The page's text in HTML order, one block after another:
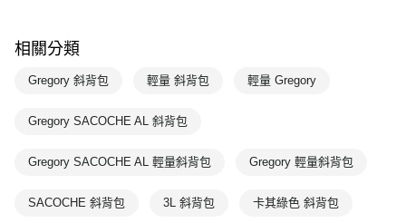
相關分類
Gregory 斜背包 輕量 斜背包 輕量 Gregory
Gregory SACOCHE AL 斜背包
Gregory SACOCHE AL 輕量斜背包 Gregory 輕量斜背包
SACOCHE 斜背包 3L 斜背包 卡其綠色 斜背包